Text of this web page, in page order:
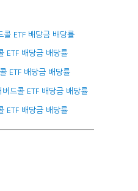
ETF 배당금 배당률
ETF 배당금 배당률
ETF 배당금 배당률
드콜 ETF 배당금 배당률
ETF 배당금 배당률